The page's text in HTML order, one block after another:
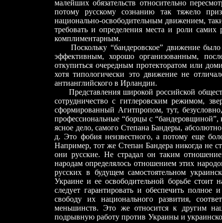
малейших обязательств относительно
потому русскому сознанию так тяжело
национально-освободительным движением,
требовать и определения места и роли
комплиментарным.
Поскольку “бандеровское” движение было
эффективным, хорошо организованным,
откупиться очередным протекторатом или
хотя типологически это движение не
антианглийского в Ирландии.
Представления широкой российской
сотрудничество с гитлеровским режимом,
сформированный Агитпропом, тут,
профессиональные “борцы с “бандеровщиной”,
ясное дело, самого Степана Бандеры,
д. Это фобия неизвестного, а потому еще
Например, тот же Степан Бандера никогда не
они русские. Не страдал он таким
народам определялось отношением этих
русских в будущем самостоятельном
Украине и ее освободительной борьбе стоит
следует гарантировать и обеспечить
свободу их национального развития,
меньшинств. Это же относится к другим
подрывную работу против Украины и